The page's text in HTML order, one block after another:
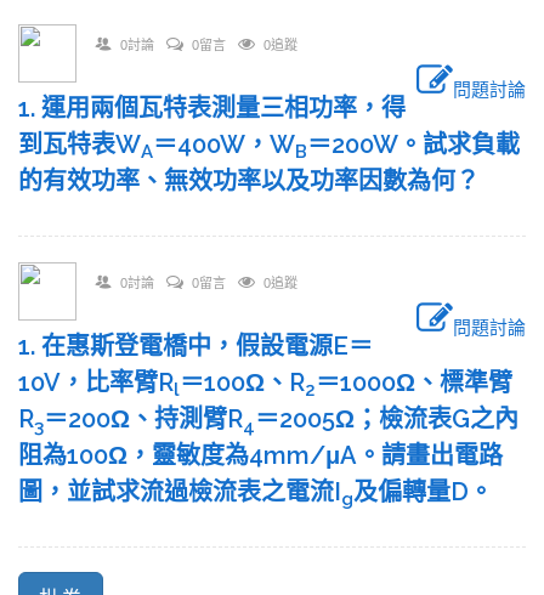
0討論 0留言 0追蹤
問題討論
1. 運用兩個瓦特表測量三相功率，得
到瓦特表WA＝400W，WB＝200W。試求負載
的有效功率、無效功率以及功率因數為何？
0討論 0留言 0追蹤
問題討論
1. 在惠斯登電橋中，假設電源E＝
10V，比率臂Rl＝100Ω、R2＝1000Ω、標準臂
R3＝200Ω、持測臂R4＝2005Ω；檢流表G之內
阻為100Ω，靈敏度為4mm/μA。請畫出電路
圖，並試求流過檢流表之電流Ig及偏轉量D。